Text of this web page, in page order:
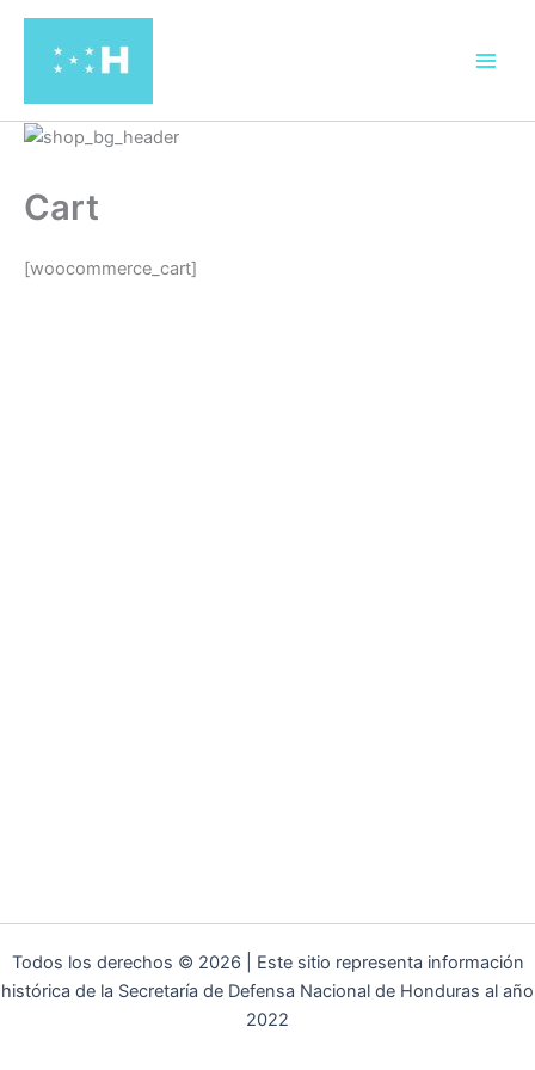
contenido
Cart
[woocommerce_cart]
Todos los derechos © 2026 | Este sitio representa información
histórica de la Secretaría de Defensa Nacional de Honduras al año
2022